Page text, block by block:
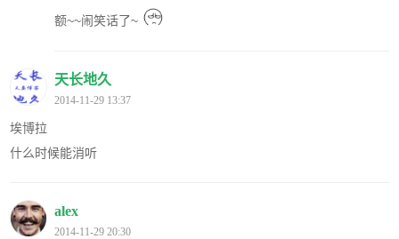
额~~闹笑话了~
天长地久
2014-11-29 13:37
埃博拉
什么时候能消听
alex
2014-11-29 20:30